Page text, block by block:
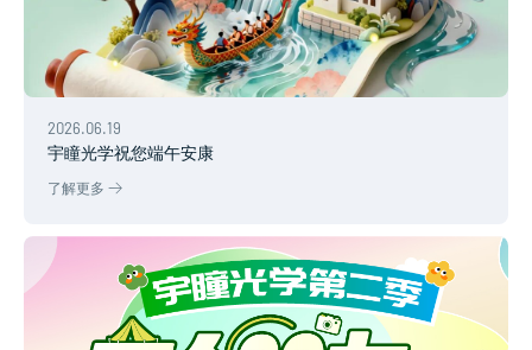
2026.06.19
宇瞳光学祝您端午安康
了解更多